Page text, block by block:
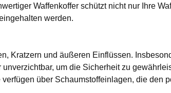
Waffenkoffer schützt nicht nur Ihre
werden.
Kratzern und äußeren Einflüssen.
um die Sicherheit zu
über Schaumstoffeinlagen, die den